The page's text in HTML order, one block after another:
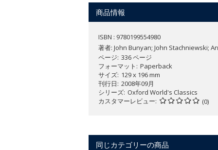
affordable volume reflects Oxford's
expert introductions by leading
商品情報
ISBN : 9780199554980
著者: John Bunyan; John Stachniewski;
ページ 336 ページ
フォーマット
Paperback
サイズ 129 x 196 mm
刊行日 2008年09月
シリーズ Oxford World's Classics
カスタマーレビュー
(0)
同じカテゴリーの商品